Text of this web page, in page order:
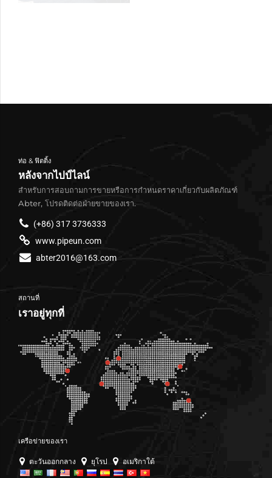
ท่อ & ฟิตติ้ง
หลังจากไปป์ไลน์
สำหรับการสอบถามการขายหรือการกำหนดราคาเกี่ยวกับผลิตภัณฑ์
Abter, โปรดติดต่อฝ่ายขายของเรา.
(+86) 317 3736333
www.pipeun.com
abter2016@163.com
สถานที่
เราอยู่ทุกที่
เครือข่ายของเรา
ตะวันออกกลาง ยุโรป อเมริกาใต้